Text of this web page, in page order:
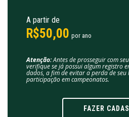
A partir de
R$50,00 por ano
Atenção:Antes de prosseguir com
verifique se já possui algum registro
dados, a fim de evitar a perda de
participação em campeonatos.
FAZER